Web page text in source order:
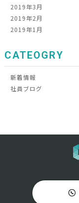
2019年3月
2019年2月
2019年1月
CATEOGRY
新着情報
社員ブログ